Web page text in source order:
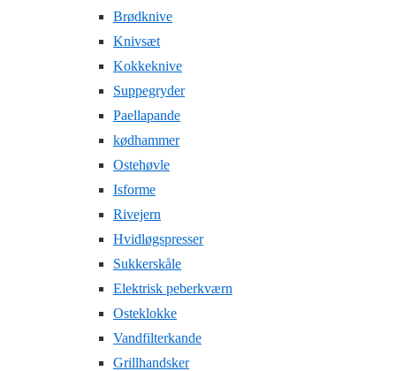
Brødknive
Knivsæt
Kokkeknive
Suppegryder
Paellapande
kødhammer
Ostehøvle
Isforme
Rivejern
Hvidløgspresser
Sukkerskåle
Elektrisk peberkværn
Osteklokke
Vandfilterkande
Grillhandsker